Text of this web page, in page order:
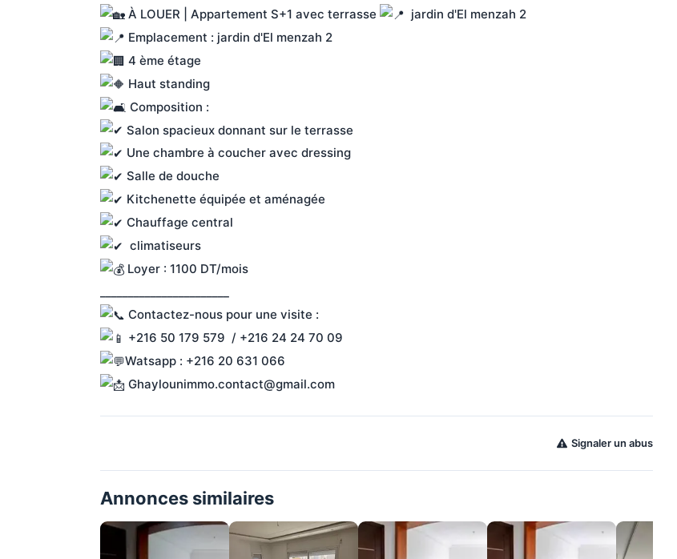
À LOUER | Appartement S+1 avec terrasse
  jardin d'El menzah 2
Emplacement : jardin d'El menzah 2
4 ème étage
Haut standing
Composition :
Salon spacieux donnant sur le terrasse
Une chambre à coucher avec dressing
Salle de douche
Kitchenette équipée et aménagée
Chauffage central
  climatiseurs
Loyer : 1100 DT/mois
Contactez-nous pour une visite :
+216 50 179 579  / +216 24 24 70 09
Watsapp : +216 20 631 066
Ghaylounimmo.contact@gmail.com
Signaler un abus
Annonces similaires